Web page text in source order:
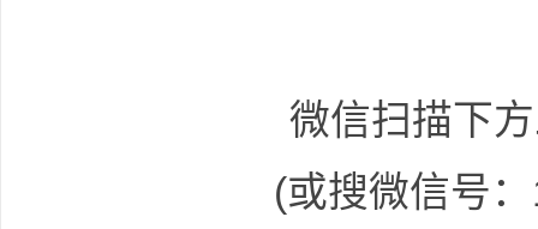
微信扫描下
(或搜微信号